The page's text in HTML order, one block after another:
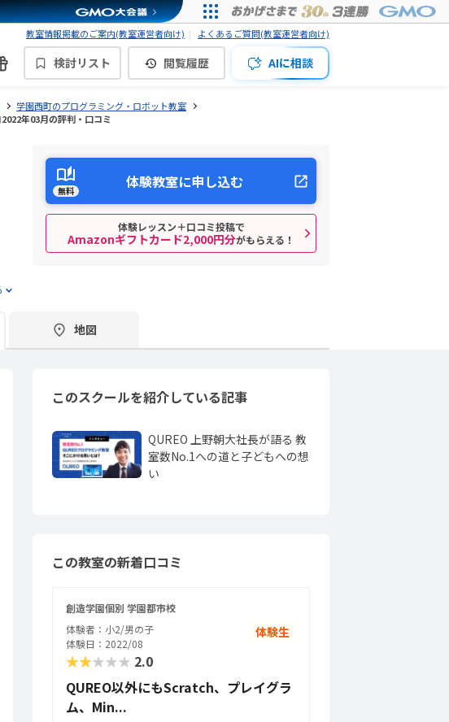
教室情報掲載のご案内(教室運営者向け) よくあるご質問(教室運営者向け)
検討リスト 閲覧履歴 AIに相談
学園西町のプログラミング・ロボット教室
年03月の評判・口コミ
無料 体験教室に申し込む
体験レッスン＋口コミ投稿で
Amazonギフトカード2,000円分がもらえる！
地図
このスクールを紹介している記事
QUREO 上野朝大社長が語る 教
室数No.1への道と子どもへの想
い
この教室の新着口コミ
創造学園個別 学園都市校
体験者：小2/男の子
体験日：2022/08
体験生
★★★★★ 2.0
QUREO以外にもScratch、プレイグラ
ム、Min...